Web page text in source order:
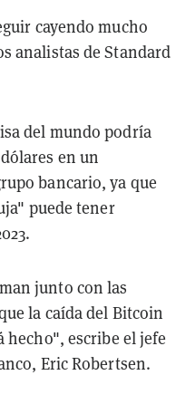
cayendo mucho
analistas de Standard
del mundo podría
en un
bancario, ya que
puede tener
junto con las
la caída del Bitcoin
hecho", escribe el jefe
Eric Robertsen.